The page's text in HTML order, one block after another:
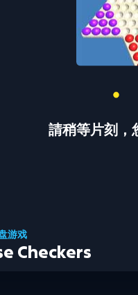
請稍等片刻，
游戏
Checkers